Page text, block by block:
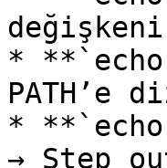
* **`echo
PATH’e
* **`echo
→ Step